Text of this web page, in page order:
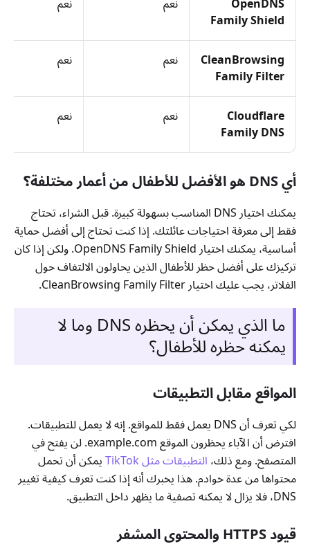
Family Shield
CleanBrowsing
Family Filter
نعم نعم
Cloudflare
Family DNS
نعم نعم
أي DNS هو الأفضل للأطفال من أعمار مختلفة؟
يمكنك اختيار DNS المناسب بسهولة كبيرة. قبل الشراء، تحتاج
فقط إلى معرفة احتياجات عائلتك. إذا كنت تحتاج إلى أفضل حماية
أساسية، يمكنك اختيار OpenDNS Family Shield. ولكن إذا كان
تركيزك على أفضل حظر للأطفال الذين يحاولون الالتفاف حول
الفلاتر، يجب عليك اختيار CleanBrowsing Family Filter.
ما الذي يمكن أن يحظره DNS وما لا
يمكنه حظره للأطفال؟
المواقع مقابل التطبيقات
لكي تعرف أن DNS يعمل فقط للمواقع. إنه لا يعمل للتطبيقات.
افترض أن الآباء يحظرون الموقع example.com. لن يفتح في
المتصفح. ومع ذلك،التطبيقات مثل TikTok يمكن أن تحمل
محتواها من عدة خوادم. هذا يخبرك أنه إذا كنت تعرف كيفية تغيير
DNS، فلا يزال لا يمكنه تصفية ما يظهر داخل التطبيق.
قيود HTTPS والمحتوى المشفر